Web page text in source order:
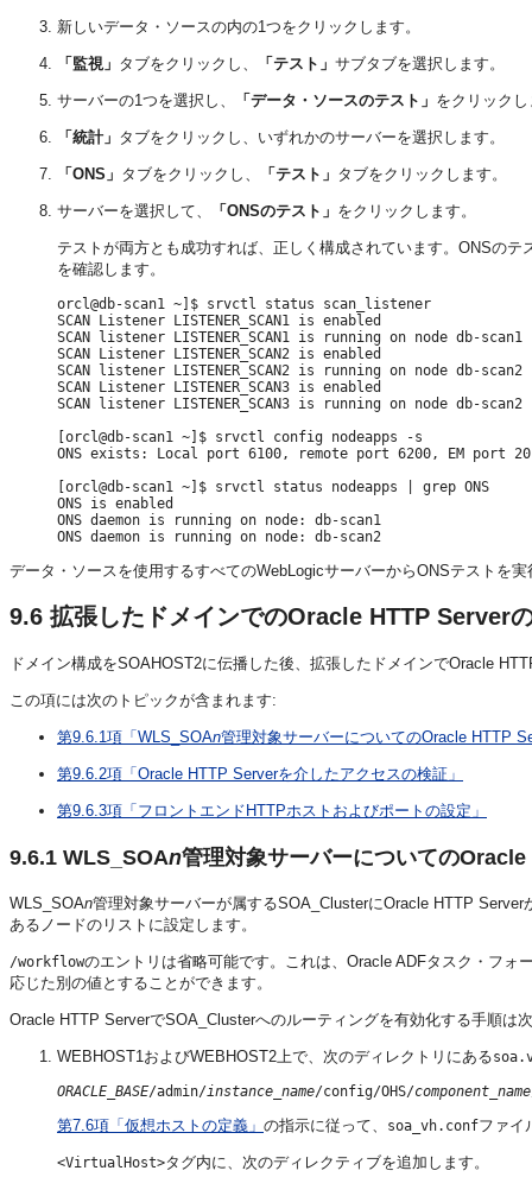
新しいデータ・ソースの内の1つをクリックします。
「監視」 タブをクリックし、 「テスト」 サブタブを選択します。
サーバーの1つを選択し、 「データ・ソースのテスト」 をクリック
「統計」 タブをクリックし、いずれかのサーバーを選択します。
「ONS」 タブをクリックし、 「テスト」 タブをクリックします。
サーバーを選択して、 「ONSのテスト」 をクリックします。
テストが両方とも成功すれば、正しく構成されています。ONSの
を確認します。
orcl@db-scan1 ~]$ srvctl status scan_listener
SCAN Listener LISTENER_SCAN1 is enabled
SCAN listener LISTENER_SCAN1 is running on node db-scan1
SCAN Listener LISTENER_SCAN2 is enabled
SCAN listener LISTENER_SCAN2 is running on node db-scan2
SCAN Listener LISTENER_SCAN3 is enabled
SCAN listener LISTENER_SCAN3 is running on node db-scan2
[orcl@db-scan1 ~]$ srvctl config nodeapps -s
ONS exists: Local port 6100, remote port 6200, EM port
[orcl@db-scan1 ~]$ srvctl status nodeapps | grep ONS
ONS is enabled
ONS daemon is running on node: db-scan1
データ・ソースを使用するすべてのWebLogicサーバーからONSテストを実
9.6 拡張したドメインでのOracle HTTP Server
ドメイン構成をSOAHOST2に伝播した後、拡張したドメインでOracle
この項には次のトピックが含まれます:
第9.6.1項「WLS_SOAn管理対象サーバーについてのOracle HTTP
第9.6.2項「Oracle HTTP Serverを介したアクセスの検証」
第9.6.3項「フロントエンドHTTPホストおよびポートの設定」
9.6.1 WLS_SOAn管理対象サーバーについての
WLS_SOAn管理対象サーバーが属するSOA_ClusterにOracle HTTP
あるノードのリストに設定します。
/workflowのエントリは省略可能です。これは、Oracle ADFタスク・フォ
応じた別の値とすることができます。
Oracle HTTP ServerでSOA_Clusterへのルーティングを有効化する手順は
WEBHOST1およびWEBHOST2上で、次のディレクトリにある
ORACLE_BASE/admin/instance_name/config/OHS/component_name
第7.6項「仮想ホストの定義」 の指示に従って、 soa_vh.confファイ
<VirtualHost>タグ内に、次のディレクティブを追加します。